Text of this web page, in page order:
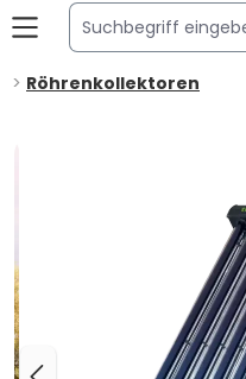
Röhrenkollektoren